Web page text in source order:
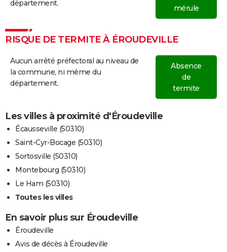
département.
mérule
RISQUE DE TERMITE À ÉROUDEVILLE
Aucun arrêté préfectoral au niveau de
la commune, ni même du
département.
Absence
de
termite
Les villes à proximité d'Éroudeville
Écausseville (50310)
Saint-Cyr-Bocage (50310)
Sortosville (50310)
Montebourg (50310)
Le Ham (50310)
Toutes les villes
En savoir plus sur Éroudeville
Éroudeville
Avis de décès à Éroudeville